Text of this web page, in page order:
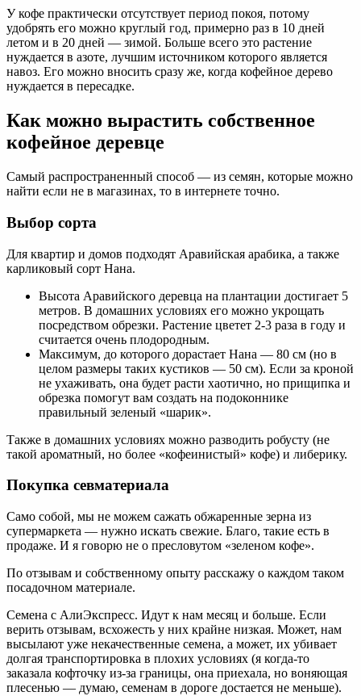
У кофе практически отсутствует период покоя, потому
удобрять его можно круглый год, примерно раз в 10 дней
летом и в 20 дней — зимой. Больше всего это растение
нуждается в азоте, лучшим источником которого является
навоз. Его можно вносить сразу же, когда кофейное дерево
нуждается в пересадке.
Как можно вырастить собственное
кофейное деревце
Самый распространенный способ — из семян, которые можно
найти если не в магазинах, то в интернете точно.
Выбор сорта
Для квартир и домов подходят Аравийская арабика, а также
карликовый сорт Нана.
Высота Аравийского деревца на плантации достигает 5
метров. В домашних условиях его можно укрощать
посредством обрезки. Растение цветет 2-3 раза в году и
считается очень плодородным.
Максимум, до которого дорастает Нана — 80 см (но в
целом размеры таких кустиков — 50 см). Если за кроной
не ухаживать, она будет расти хаотично, но прищипка и
обрезка помогут вам создать на подоконнике
правильный зеленый «шарик».
Также в домашних условиях можно разводить робусту (не
такой ароматный, но более «кофеинистый» кофе) и либерику.
Покупка севматериала
Само собой, мы не можем сажать обжаренные зерна из
супермаркета — нужно искать свежие. Благо, такие есть в
продаже. И я говорю не о пресловутом «зеленом кофе».
По отзывам и собственному опыту расскажу о каждом таком
посадочном материале.
Семена с АлиЭкспресс. Идут к нам месяц и больше. Если
верить отзывам, всхожесть у них крайне низкая. Может, нам
высылают уже некачественные семена, а может, их убивает
долгая транспортировка в плохих условиях (я когда-то
заказала кофточку из-за границы, она приехала, но воняющая
плесенью — думаю, семенам в дороге достается не меньше).